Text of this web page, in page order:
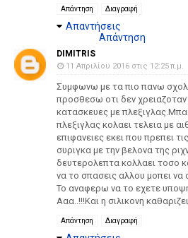
Απάντηση Διαγραφή
Απαντήσεις
Απάντηση
DIMITRIS
11 Απριλίου 2016 στις 12:25 π.μ.
Συμφωνω με τα πιο πανω
προσθεσω οτι δεν
κατασκευες με
πλεξιγλας κολαει τελεια με
επιφανειες εκει που πρεπει
συριγκα με την βελονα της
δευτερολεπτα κολλαει τοσο
να το σπασεις αλλου μοπει να
Το αναφερω να το εχετε
Ααα..!!!Και η σιλικονη
Απάντηση Διαγραφή